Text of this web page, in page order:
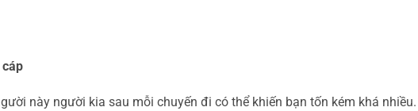
này người kia sau mỗi chuyến đi có thể khiến bạn tốn kém khá nhiều.